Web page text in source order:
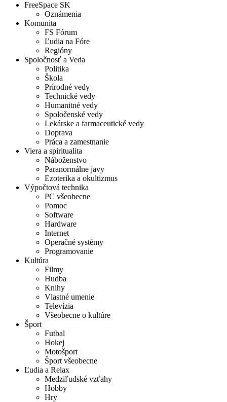
FreeSpace SK
Oznámenia
Komunita
FS Fórum
Ľudia na Fóre
Regióny
Spoločnosť a Veda
Politika
Škola
Prírodné vedy
Technické vedy
Humanitné vedy
Spoločenské vedy
Lekárske a farmaceutické vedy
Doprava
Práca a zamestnanie
Viera a spiritualita
Náboženstvo
Paranormálne javy
Ezoterika a okultizmus
Výpočtová technika
PC všeobecne
Pomoc
Software
Hardware
Internet
Operačné systémy
Programovanie
Kultúra
Filmy
Hudba
Knihy
Vlastné umenie
Televízia
Všeobecne o kultúre
Šport
Futbal
Hokej
Motošport
Šport všeobecne
Ľudia a Relax
Medziľudské vzťahy
Hobby
Hry